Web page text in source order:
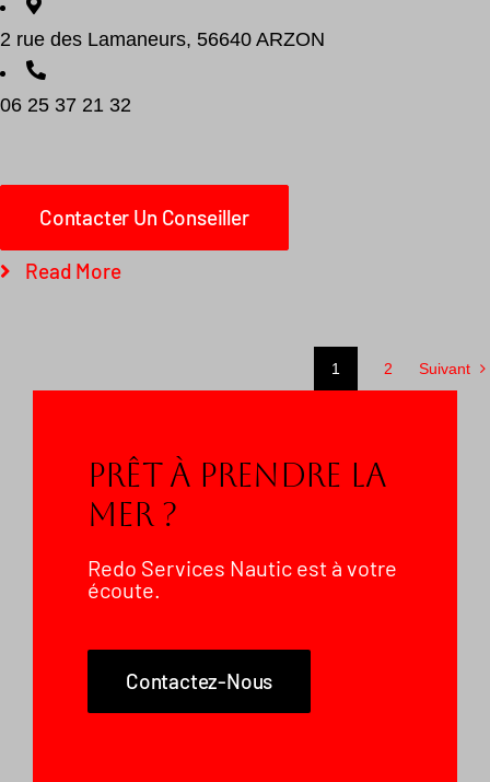
2 rue des Lamaneurs, 56640 ARZON
06 25 37 21 32
Contacter Un Conseiller
Read More
1 2 Suivant
Prêt À Prendre La
Mer ?
Redo Services Nautic est à votre
écoute.
Contactez-Nous